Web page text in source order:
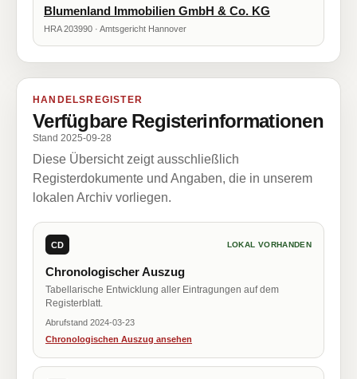
Blumenland Immobilien GmbH & Co. KG
HRA 203990 · Amtsgericht Hannover
HANDELSREGISTER
Verfügbare Registerinformationen
Stand 2025-09-28
Diese Übersicht zeigt ausschließlich
Registerdokumente und Angaben, die in unserem
lokalen Archiv vorliegen.
CD LOKAL VORHANDEN
Chronologischer Auszug
Tabellarische Entwicklung aller Eintragungen auf dem
Registerblatt.
Abrufstand 2024-03-23
Chronologischen Auszug ansehen